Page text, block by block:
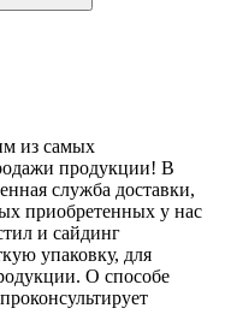
из самых
продукции! В
служба доставки,
приобретенных у нас
и сайдинг
упаковку, для
О способе